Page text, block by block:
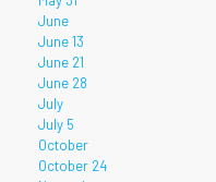
June
June 13
June 21
June 28
July
July 5
October
October 24